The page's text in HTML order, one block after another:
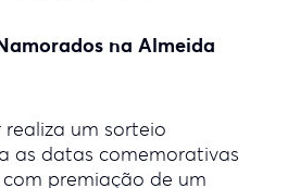
na Almeida
um sorteio
as datas comemorativas
premiação de um